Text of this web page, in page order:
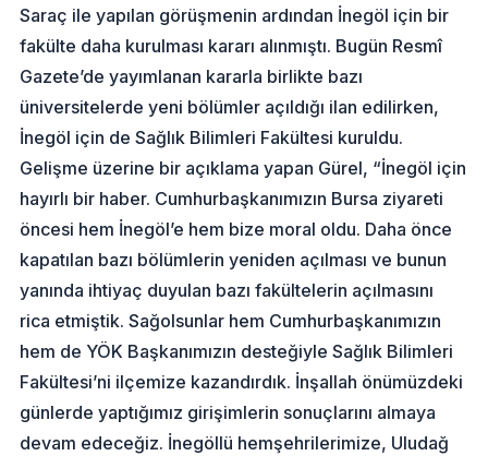
Saraç ile yapılan görüşmenin ardından İnegöl için bir
fakülte daha kurulması kararı alınmıştı. Bugün Resmî
Gazete’de yayımlanan kararla birlikte bazı
üniversitelerde yeni bölümler açıldığı ilan edilirken,
İnegöl için de Sağlık Bilimleri Fakültesi kuruldu.
Gelişme üzerine bir açıklama yapan Gürel, “İnegöl için
hayırlı bir haber. Cumhurbaşkanımızın Bursa ziyareti
öncesi hem İnegöl’e hem bize moral oldu. Daha önce
kapatılan bazı bölümlerin yeniden açılması ve bunun
yanında ihtiyaç duyulan bazı fakültelerin açılmasını
rica etmiştik. Sağolsunlar hem Cumhurbaşkanımızın
hem de YÖK Başkanımızın desteğiyle Sağlık Bilimleri
Fakültesi’ni ilçemize kazandırdık. İnşallah önümüzdeki
günlerde yaptığımız girişimlerin sonuçlarını almaya
devam edeceğiz. İnegöllü hemşehrilerimize, Uludağ